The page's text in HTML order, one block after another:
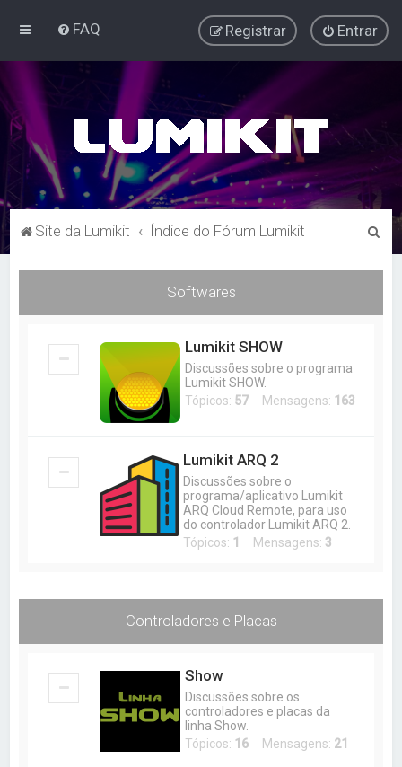
FAQ Entrar
Registrar
Site da Lumikit Índice do Fórum Lumikit
Softwares
Lumikit SHOW
Discussões sobre o programa
Lumikit SHOW.
Tópicos: 57Mensagens: 163
Lumikit ARQ 2
Discussões sobre o
programa/aplicativo Lumikit
ARQ Cloud Remote, para uso
do controlador Lumikit ARQ 2.
Tópicos: 1 Mensagens: 3
Controladores e Placas
Show
Discussões sobre os
controladores e placas da
linha Show.
Tópicos: 16 Mensagens: 21